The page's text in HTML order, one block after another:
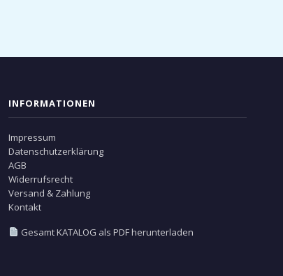
INFORMATIONEN
Impressum
Datenschutzerklärung
AGB
Widerrufsrecht
Versand & Zahlung
Kontakt
Gesamt KATALOG als PDF herunterladen